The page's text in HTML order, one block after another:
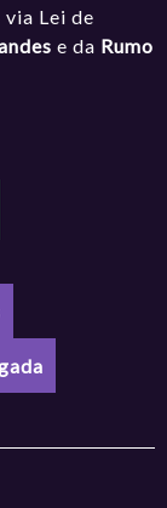
Lei de
e da Rumo